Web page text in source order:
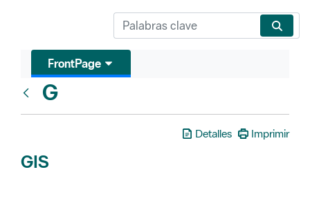
FrontPage
G
Detalles Imprimir
GIS